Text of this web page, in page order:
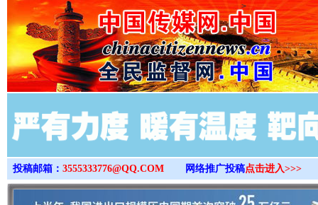
>
投稿邮箱： 3555333776@QQ.COM 网络推广投稿点击进入>>>